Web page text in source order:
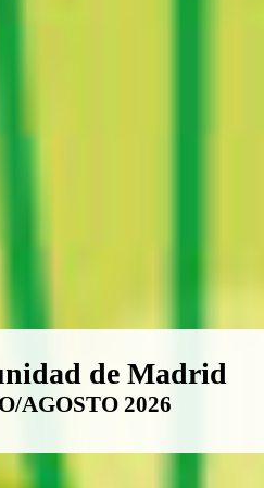
Comunidad de
de Madrid
AGOSTO 2026